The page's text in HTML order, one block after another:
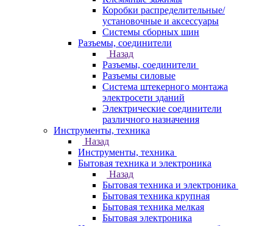
Коробки распределительные/
установочные и аксессуары
Системы сборных шин
Разъемы, соединители
Назад
Разъемы, соединители
Разъемы силовые
Система штекерного монтажа
электросети зданий
Электрические соединители
различного назначения
Инструменты, техника
Назад
Инструменты, техника
Бытовая техника и электроника
Назад
Бытовая техника и электроника
Бытовая техника крупная
Бытовая техника мелкая
Бытовая электроника